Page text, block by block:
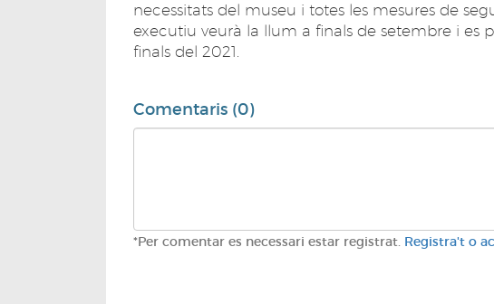
necessitats del museu i totes les mesures de
executiu veurà la llum a finals de setembre i es
finals del 2021.
Comentaris (0)
*Per comentar es necessari estar registrat. Registra't o